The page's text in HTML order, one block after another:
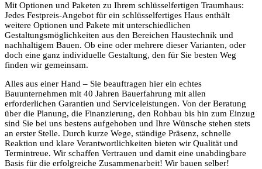
Mit Optionen und Paketen zu Ihrem schlüsselfertigen Traumhaus:
Jedes Festpreis-Angebot für ein schlüsselfertiges Haus enthält
weitere Optionen und Pakete mit unterschiedlichen
Gestaltungsmöglichkeiten aus den Bereichen Haustechnik und
nachhaltigem Bauen. Ob eine oder mehrere dieser Varianten, oder
doch eine ganz individuelle Gestaltung, den für Sie besten Weg
finden wir gemeinsam.
Alles aus einer Hand – Sie beauftragen hier ein echtes
Bauunternehmen mit 40 Jahren Bauerfahrung mit allen
erforderlichen Garantien und Serviceleistungen. Von der Beratung
über die Planung, die Finanzierung, den Rohbau bis hin zum Einzug
sind Sie bei uns bestens aufgehoben und Ihre Wünsche stehen stets
an erster Stelle. Durch kurze Wege, ständige Präsenz, schnelle
Reaktion und klare Verantwortlichkeiten bieten wir Qualität und
Termintreue. Wir schaffen Vertrauen und damit eine unabdingbare
Basis für die erfolgreiche Zusammenarbeit! Wir bauen selber!